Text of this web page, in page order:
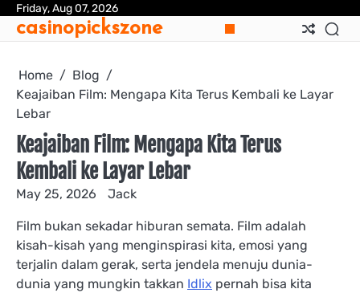
Skip
content
Friday, Aug 07, 2026
casinopickszone
Home
Blog
Keajaiban Film: Mengapa Kita Terus Kembali ke Layar
Lebar
Keajaiban Film: Mengapa Kita Terus
Kembali ke Layar Lebar
May 25, 2026 Jack
Film bukan sekadar hiburan semata. Film adalah
kisah-kisah yang menginspirasi kita, emosi yang
terjalin dalam gerak, serta jendela menuju dunia-
dunia yang mungkin takkan Idlix pernah bisa kita